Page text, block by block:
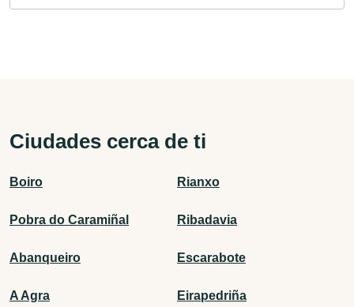
Ciudades cerca de ti
Boiro Rianxo
Pobra do Caramiñal Ribadavia
Abanqueiro Escarabote
A Agra Eirapedriña